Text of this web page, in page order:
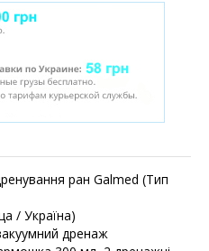
ран Galmed (Тип
/ Україна)
дренаж